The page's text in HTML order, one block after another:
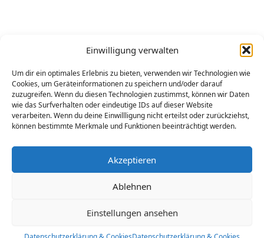
Einwilligung verwalten
Um dir ein optimales Erlebnis zu bieten, verwenden wir Technologien wie
Cookies, um Geräteinformationen zu speichern und/oder darauf
zuzugreifen. Wenn du diesen Technologien zustimmst, können wir Daten
wie das Surfverhalten oder eindeutige IDs auf dieser Website
verarbeiten. Wenn du deine Einwillligung nicht erteilst oder zurückziehst,
können bestimmte Merkmale und Funktionen beeinträchtigt werden.
Akzeptieren
Ablehnen
Einstellungen ansehen
Wenn Sie Fragen haben, zögern Sie nicht, uns per E-Mail an
Wir werden in keiner Weise von den verschiedenen sozialen
Netzwerken gebilligt oder gesponsert: Tiktok®, Youtube®,
Facebook®, Instagram®, Google®, Linkedin®.